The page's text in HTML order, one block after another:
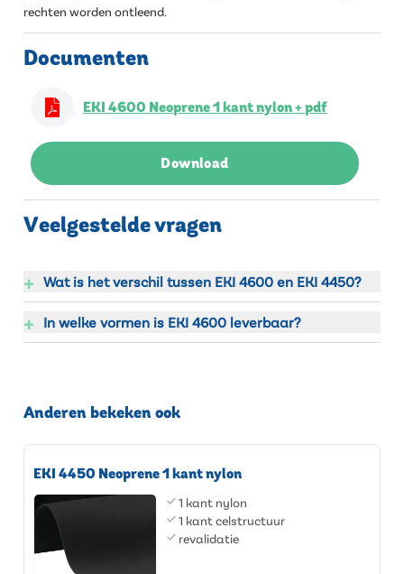
rechten worden ontleend.
Documenten
EKI 4600 Neoprene 1 kant nylon + pdf
Download
Veelgestelde vragen
+ Wat is het verschil tussen EKI 4600 en EKI 4450?
+ In welke vormen is EKI 4600 leverbaar?
Anderen bekeken ook
EKI 4450 Neoprene 1 kant nylon
1 kant nylon
1 kant celstructuur
revalidatie